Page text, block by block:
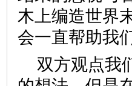
木上编造世界
会一直帮助我
双方观点我